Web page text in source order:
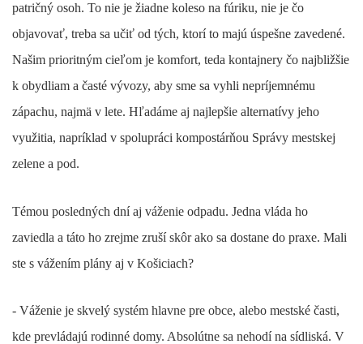
patričný osoh. To nie je žiadne koleso na fúriku, nie je čo
objavovať, treba sa učiť od tých, ktorí to majú úspešne zavedené.
Našim prioritným cieľom je komfort, teda kontajnery čo najbližšie
k obydliam a časté vývozy, aby sme sa vyhli nepríjemnému
zápachu, najmä v lete. Hľadáme aj najlepšie alternatívy jeho
využitia, napríklad v spolupráci kompostárňou Správy mestskej
zelene a pod.
Témou posledných dní aj váženie odpadu. Jedna vláda ho
zaviedla a táto ho zrejme zruší skôr ako sa dostane do praxe. Mali
ste s vážením plány aj v Košiciach?
- Váženie je skvelý systém hlavne pre obce, alebo mestské časti,
kde prevládajú rodinné domy. Absolútne sa nehodí na sídliská. V